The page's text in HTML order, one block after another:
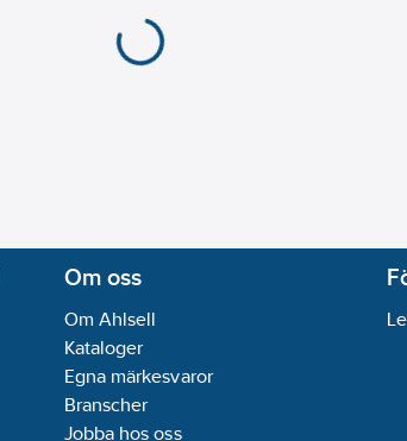
Om oss
Om Ahlsell
Kataloger
Egna märkesvaror
Branscher
Jobba hos oss